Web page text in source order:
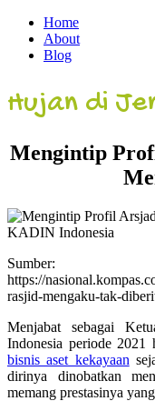
Home
About
Blog
Hujan di
Mengintip
Sumber:
https://
rasjid-mengaku-tak-
Menjabat sebagai
Indonesia periode 2021
bisnis aset kekayaan
dirinya dinobatkan
memang prestasinya